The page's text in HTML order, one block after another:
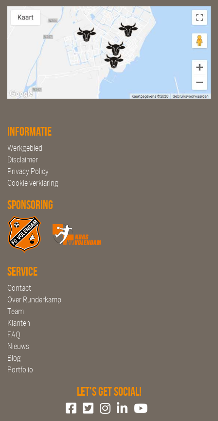
Informatie
Werkgebied
Disclaimer
Privacy Policy
Cookie verklaring
Sponsoring
Service
Contact
Over Runderkamp
Team
Klanten
FAQ
Nieuws
Blog
Portfolio
Let's get social!